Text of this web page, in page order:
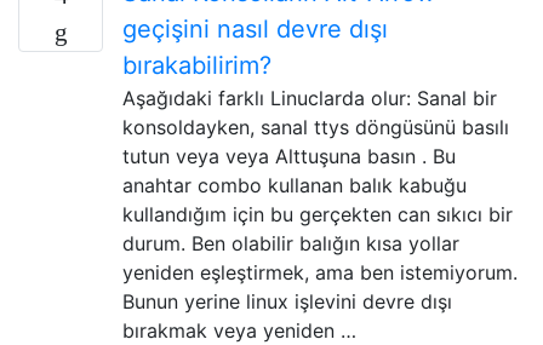
geçişini nasıl devre dışı
bırakabilirim?
Aşağıdaki farklı Linuclarda olur: Sanal bir
konsoldayken, sanal ttys döngüsünü basılı
tutun veya veya Alttuşuna basın . Bu
anahtar combo kullanan balık kabuğu
kullandığım için bu gerçekten can sıkıcı bir
durum. Ben olabilir balığın kısa yollar
yeniden eşleştirmek, ama ben istemiyorum.
Bunun yerine linux işlevini devre dışı
bırakmak veya yeniden …